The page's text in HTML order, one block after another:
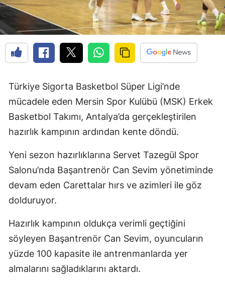
Türkiye Sigorta Basketbol Süper Ligi’nde
mücadele eden Mersin Spor Kulübü (MSK) Erkek
Basketbol Takımı, Antalya’da gerçekleştirilen
hazırlık kampının ardından kente döndü.
Yeni sezon hazırlıklarına Servet Tazegül Spor
Salonu’nda Başantrenör Can Sevim yönetiminde
devam eden Carettalar hırs ve azimleri ile göz
dolduruyor.
Hazırlık kampının oldukça verimli geçtiğini
söyleyen Başantrenör Can Sevim, oyuncuların
yüzde 100 kapasite ile antrenmanlarda yer
almalarını sağladıklarını aktardı.